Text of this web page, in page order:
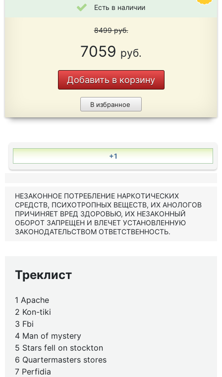
Есть в наличии
8499руб.
7059 руб.
Добавить в корзину
В избранное
+1
НЕЗАКОННОЕ ПОТРЕБЛЕНИЕ НАРКОТИЧЕСКИХ
СРЕДСТВ, ПСИХОТРОПНЫХ ВЕЩЕСТВ, ИХ АНОЛОГОВ
ПРИЧИНЯЕТ ВРЕД ЗДОРОВЬЮ, ИХ НЕЗАКОННЫЙ
ОБОРОТ ЗАПРЕЩЕН И ВЛЕЧЕТ УСТАНОВЛЕННУЮ
ЗАКОНОДАТЕЛЬСТВОМ ОТВЕТСТВЕННОСТЬ.
Треклист
1 Apache
2 Kon-tiki
3 Fbi
4 Man of mystery
5 Stars fell on stockton
6 Quartermasters stores
7 Perfidia